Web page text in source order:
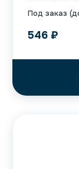
Под заказ
546 ₽